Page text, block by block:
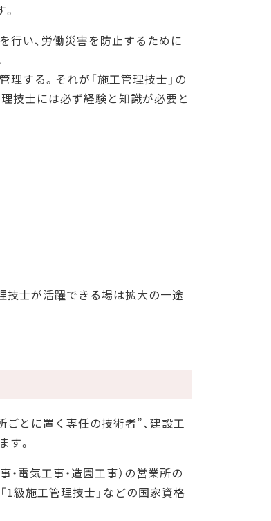
行い、労働災害を防止するために
する。それが「施工管理技士」の
技士には必ず経験と知識が必要と
技士が活躍できる場は拡大の一途
ごとに置く専任の技術者”、建設工
す。
・電気工事・造園工事）の営業所の
1級施工管理技士」などの国家資格